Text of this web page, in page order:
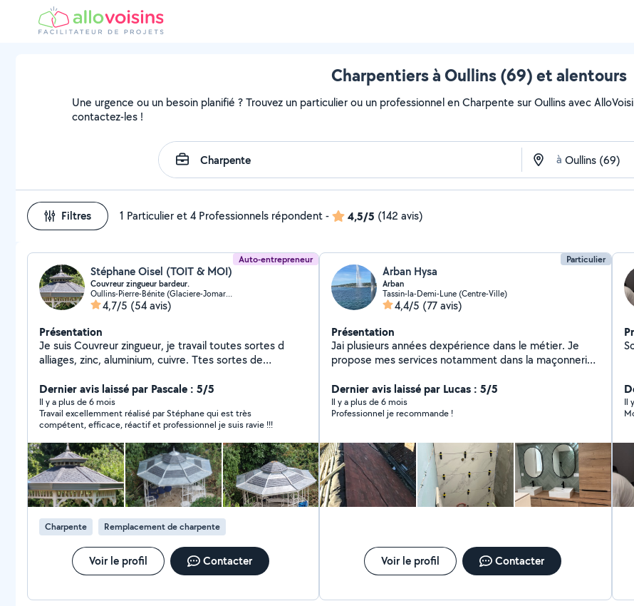
Charpentiers à Oullins (69) et alentours
Une urgence ou un besoin planifié ? Trouvez un particulier ou un professionnel en Charpente sur Oullins avec
contactez-les !
à
Filtres 1 Particulier et 4 Professionnels répondent- 4,5/5 (142 avis)
Auto-entrepreneur
Stéphane Oisel (TOIT & MOI)
Couvreur zingueur bardeur.
Oullins-Pierre-Bénite (Glaciere-Jomard)
4,7/5 (54 avis)
Présentation
Je suis Couvreur zingueur, je travail toutes sortes d
alliages, zinc, aluminium, cuivre. Ttes sortes de
canadien etc Isolation par l extérieur, bois laine de
verre, de bois de roche, actis multi couche...
Revêtement ossature, bois, aluminium, zinc.
Dernier avis laissé par Pascale : 5/5
Il y a plus de 6 mois
Travail excellemment réalisé par Stéphane qui est très
compétent, efficace, réactif et professionnel je suis ravie !!!
Charpente Remplacement de charpente
Voir le profil Contacter
Particulier
Arban Hysa
Arban
Tassin-la-Demi-Lune (Centre-Ville)
4,4/5 (77 avis)
Présentation
Jai plusieurs années dexpérience dans le métier. Je
propose mes services notamment dans la maçonnerie,
de placo, etc.
Dernier avis laissé par Lucas : 5/5
Il y a plus de 6 mois
Professionnel je recommande !
Voir le profil Contacter
Il